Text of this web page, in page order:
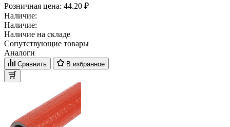
Розничная цена: 44.20 ₽
Наличие:
Наличие:
Наличие на складе
Сопутствующие товары
Аналоги
Сравнить В избранное